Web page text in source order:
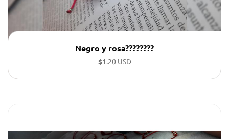
Negro y rosa????????
$1.20 USD
Pulseras tejidas con 2 colores y mensaje personalizado.